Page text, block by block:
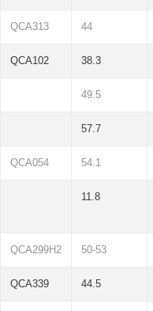
QCA313 44
QCA102 38.3
49.5
57.7
QCA054 54.1
11.8
QCA299H2 50-53
QCA339 44.5